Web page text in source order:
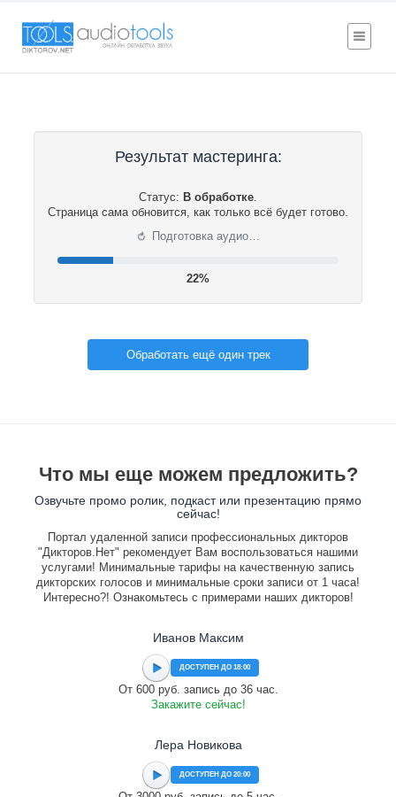
Результат мастеринга:
Статус: В обработке.
Страница сама обновится, как только всё будет готово.
⟳ Подготовка аудио…
22%
Обработать ещё один трек
Что мы еще можем предложить?
Озвучьте промо ролик, подкаст или презентацию прямо
сейчас!
Портал удаленной записи профессиональных дикторов
"Дикторов.Нет" рекомендует Вам воспользоваться нашими
услугами! Минимальные тарифы на качественную запись
дикторских голосов и минимальные сроки записи от 1 часа!
Интересно?! Ознакомьтесь с примерами наших дикторов!
Иванов Максим
ДОСТУПЕН ДО 18:00
От 600 руб. запись до 36 час.
Закажите сейчас!
Лера Новикова
ДОСТУПЕН ДО 20:00